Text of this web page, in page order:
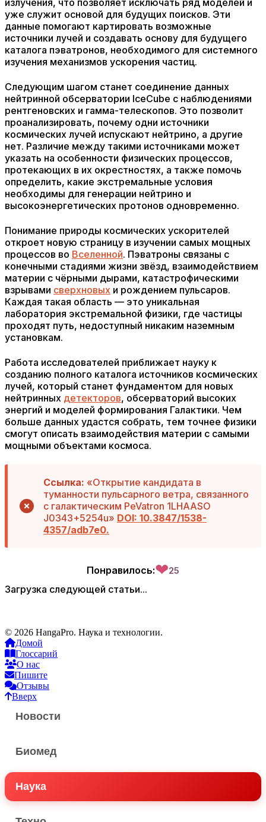
излучения, что позволяет исключать ряд моделей и
уже служит основой для будущих поисков. Эти
данные помогают картировать возможные
источники лучей и создавать основу для будущего
каталога пэватронов, необходимого для системного
изучения механизмов ускорения частиц.
Следующим шагом станет соединение данных
нейтринной обсерватории IceCube с наблюдениями
рентгеновских и гамма-телескопов. Это позволит
проанализировать, почему одни источники
космических лучей испускают нейтрино, а другие
нет. Различие между такими источниками может
указать на особенности физических процессов,
протекающих в их окрестностях, а также помочь
определить, какие экстремальные условия
необходимы для генерации нейтрино и
высокоэнергетических протонов одновременно.
Понимание природы космических ускорителей
откроет новую страницу в изучении самых мощных
процессов во Вселенной. Пэватроны связаны с
конечными стадиями жизни звёзд, взаимодействием
материи с чёрными дырами, катастрофическими
взрывами сверхновых и рождением пульсаров.
Каждая такая область — это уникальная
лаборатория экстремальной физики, где частицы
проходят путь, недоступный никаким наземным
установкам.
Работа исследователей приближает науку к
созданию полного каталога источников космических
лучей, который станет фундаментом для новых
нейтринных детекторов, обсерваторий высоких
энергий и моделей формирования Галактики. Чем
больше данных удастся собрать, тем точнее физики
смогут описать взаимодействия материи с самыми
мощными объектами космоса.
Ссылка: «Открытие кандидата в
туманности пульсарного ветра, связанного
с галактическим PeVatron 1LHAASO
J0343+5254u» DOI: 10.3847/1538-
4357/adb7e0.
Понравилось:❤25
Загрузка следующей статьи...
© 2026 HangaPro. Наука и технологии.
Домой
Глоссарий
О нас
Пишите
Отзывы
Вверх
Новости
Биомед
Наука